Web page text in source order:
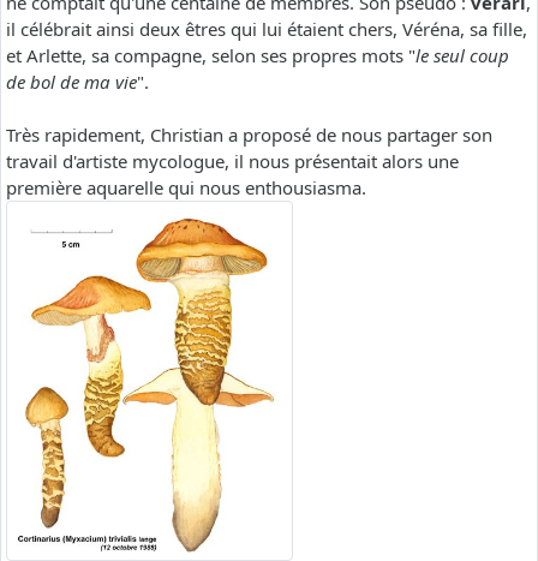
il célébrait ainsi deux êtres qui lui étaient chers, Véréna, sa fille,
et Arlette, sa compagne, selon ses propres mots "le seul coup
de bol de ma vie".
Très rapidement, Christian a proposé de nous partager son
travail d'artiste mycologue, il nous présentait alors une
première aquarelle qui nous enthousiasma.